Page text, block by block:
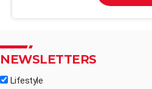
NEWSLETTERS
Lifestyle